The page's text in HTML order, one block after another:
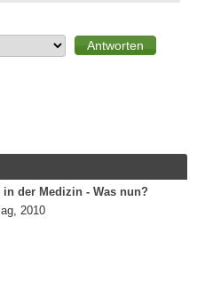
der Medizin - Was nun?
2010